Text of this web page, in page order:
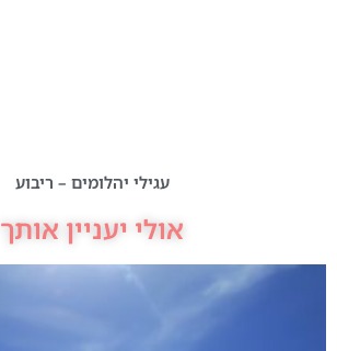
עגילי יהלומים – ריבוע
אולי יעניין אותך